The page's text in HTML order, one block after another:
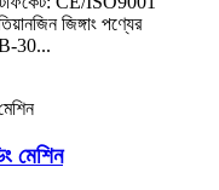
জিঙ্গাং পণ্যের
30...
মেশিন